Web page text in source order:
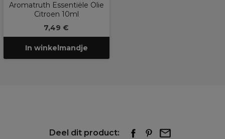
Aromatruth Essentiële Olie
Citroen 10ml
7,49 €
In winkelmandje
Deel dit product: